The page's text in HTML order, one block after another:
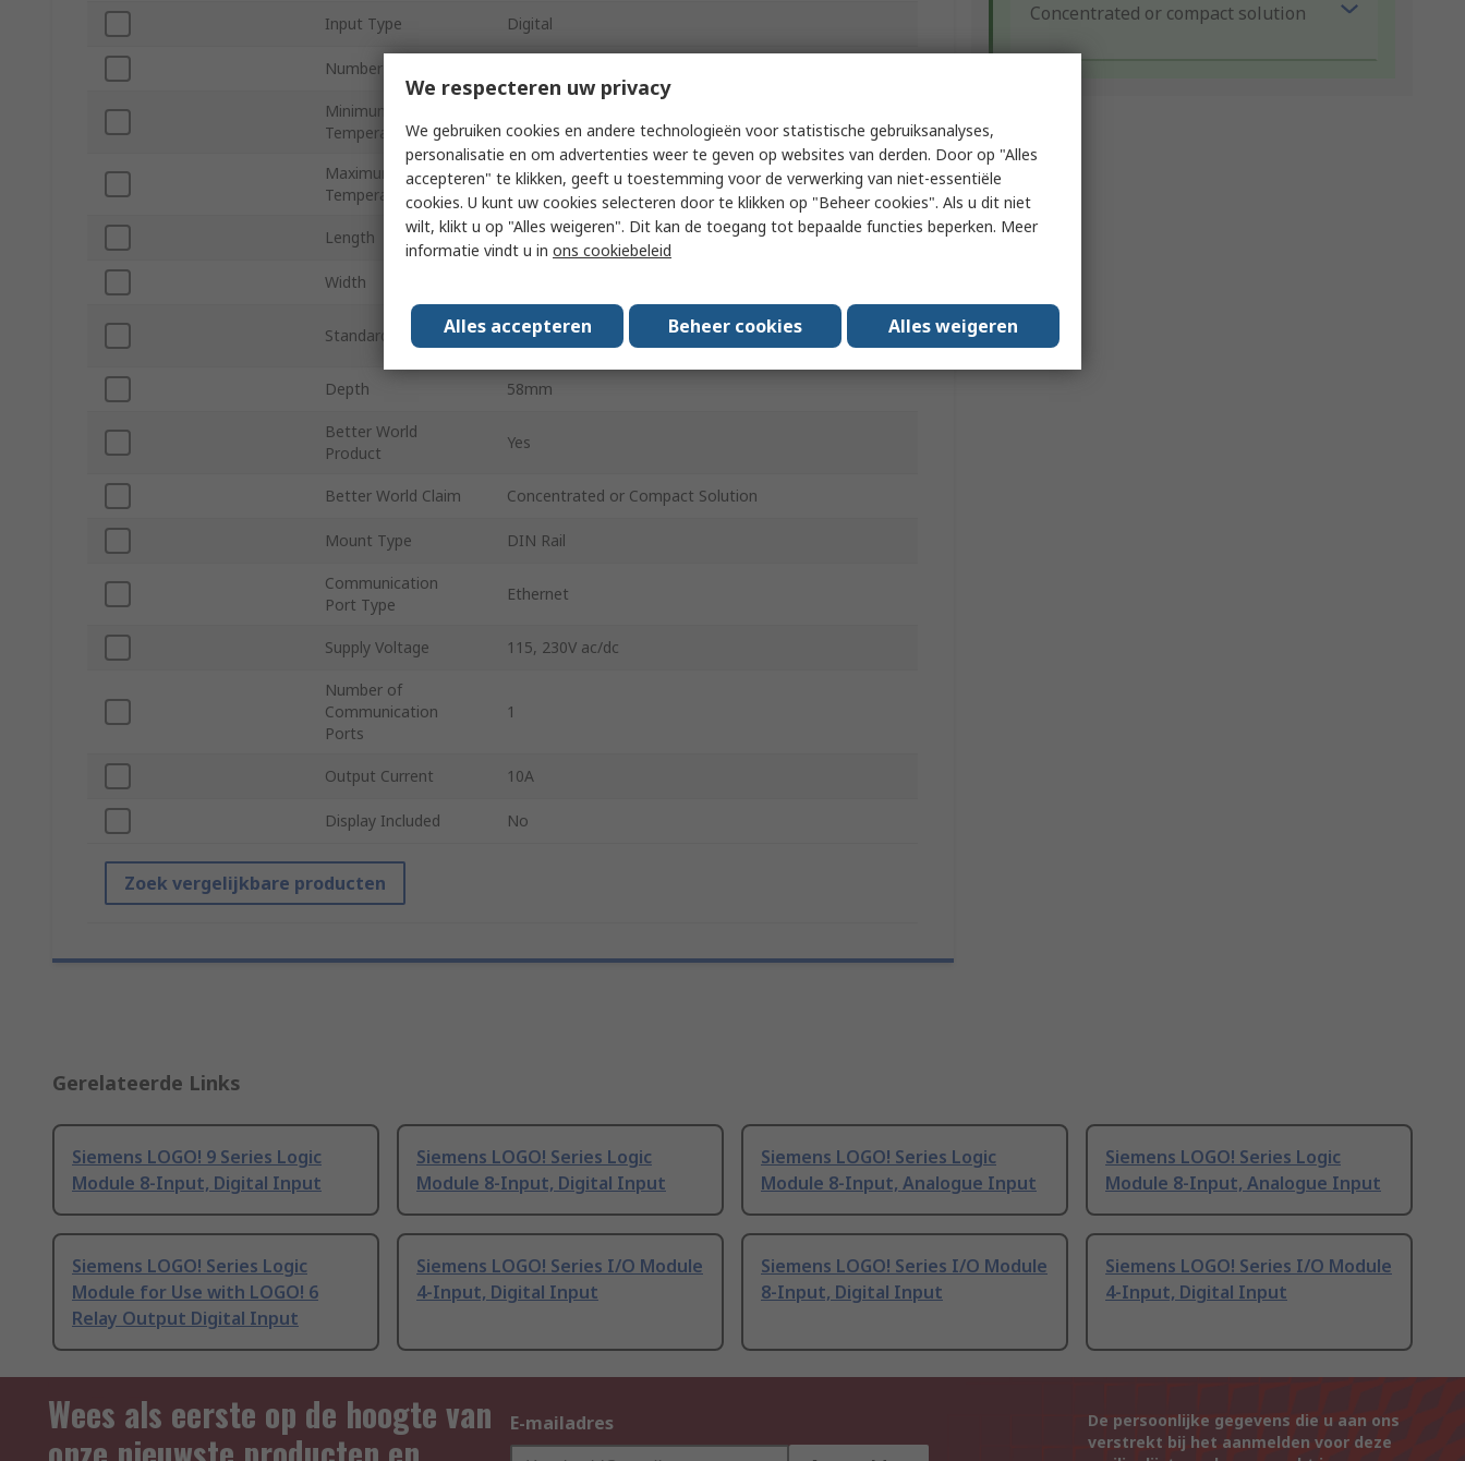
Concentrated or compact solution
Input Type Digital
Number of Outputs
Minimum Operating
Temperature
-20°C
Maximum Operating
Temperature
55°C
Length 90mm
Width
Standards/Approvals
ABS, CSA, IEC 61131, RoHS, VDE 0631, CQC, REACH,
UL, FM, WEEE, UKCA, LRS, CE, DNV, SEP, KR, RCM
Depth 58mm
Better World
Product
Yes
Better World Claim Concentrated or Compact Solution
Mount Type DIN Rail
Communication
Port Type
Ethernet
Supply Voltage 115, 230V ac/dc
Number of
Communication
Ports
1
Output Current 10A
Display Included No
Zoek vergelijkbare producten
Gerelateerde Links
Siemens LOGO! 9 Series Logic
Module 8-Input, Digital Input
Siemens LOGO! Series Logic
Module 8-Input, Digital Input
Siemens LOGO! Series Logic
Module 8-Input, Analogue Input
Siemens LOGO! Series Logic
Module 8-Input, Analogue Input
Siemens LOGO! Series Logic
Module for Use with LOGO! 6
Relay Output Digital Input
Siemens LOGO! Series I/O Module
4-Input, Digital Input
Siemens LOGO! Series I/O Module
8-Input, Digital Input
Siemens LOGO! Series I/O Module
4-Input, Digital Input
Wees als eerste op de hoogte van
E-mailadres
De persoonlijke gegevens die u aan ons
verstrekt bij het aanmelden voor deze
We respecteren uw privacy
We gebruiken cookies en andere technologieën voor statistische gebruiksanalyses,
personalisatie en om advertenties weer te geven op websites van derden. Door op "Alles
accepteren" te klikken, geeft u toestemming voor de verwerking van niet-essentiële
cookies. U kunt uw cookies selecteren door te klikken op "Beheer cookies". Als u dit niet
wilt, klikt u op "Alles weigeren". Dit kan de toegang tot bepaalde functies beperken. Meer
informatie vindt u in ons cookiebeleid
Alles accepteren Beheer cookies Alles weigeren